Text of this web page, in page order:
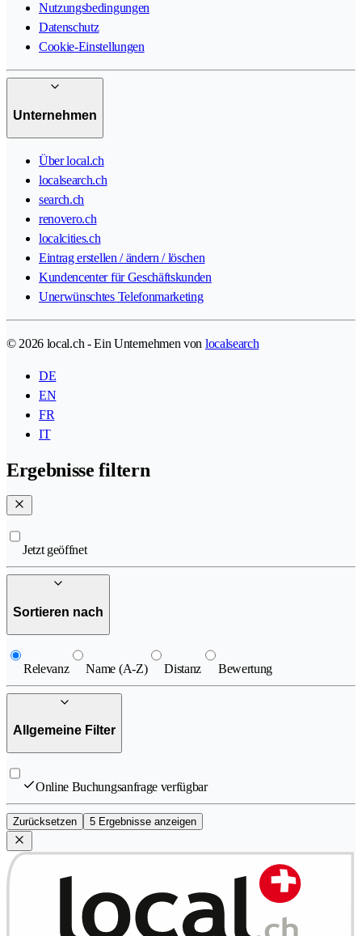
Nutzungsbedingungen
Datenschutz
Cookie-Einstellungen
Unternehmen
Über local.ch
localsearch.ch
search.ch
renovero.ch
localcities.ch
Eintrag erstellen / ändern / löschen
Kundencenter für Geschäftskunden
Unerwünschtes Telefonmarketing
© 2026 local.ch - Ein Unternehmen von localsearch
DE
EN
FR
IT
Ergebnisse filtern
Jetzt geöffnet
Sortieren nach
Relevanz Name (A-Z) Distanz Bewertung
Allgemeine Filter
Online Buchungsanfrage verfügbar
Zurücksetzen 5 Ergebnisse anzeigen